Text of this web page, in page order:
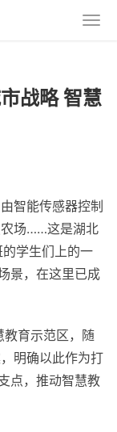
战略 智慧
智能传感器控制
农场……这是湖北
学生们上的一
景，在这里已成
教育示范区，随
明确以此作为打
点，推动智慧教